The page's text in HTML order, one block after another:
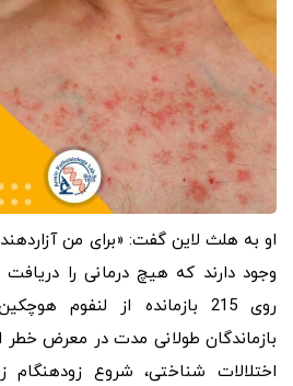
او به هلث لاین گفت: «برای من
وجود دارند که هیچ درمانی را
روی 215 بازمانده از لنفوم
بازماندگان طولانی مدت در معرض خطر
اختلالات شناختی، شروع